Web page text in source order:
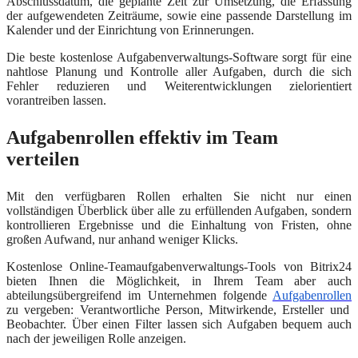
der aufgewendeten Zeiträume, sowie eine passende Darstellung im
Kalender und der Einrichtung von Erinnerungen.
Die beste kostenlose Aufgabenverwaltungs-Software sorgt für eine
nahtlose Planung und Kontrolle aller Aufgaben, durch die sich
Fehler reduzieren und Weiterentwicklungen zielorientiert
vorantreiben lassen.
Aufgabenrollen effektiv im Team
verteilen
Mit den verfügbaren Rollen erhalten Sie nicht nur einen
vollständigen Überblick über alle zu erfüllenden Aufgaben, sondern
kontrollieren Ergebnisse und die Einhaltung von Fristen, ohne
großen Aufwand, nur anhand weniger Klicks.
Kostenlose Online-Teamaufgabenverwaltungs-Tools von Bitrix24
bieten Ihnen die Möglichkeit, in Ihrem Team aber auch
abteilungsübergreifend im Unternehmen folgende Aufgabenrollen
zu vergeben: Verantwortliche Person, Mitwirkende, Ersteller und
Beobachter. Über einen Filter lassen sich Aufgaben bequem auch
nach der jeweiligen Rolle anzeigen.